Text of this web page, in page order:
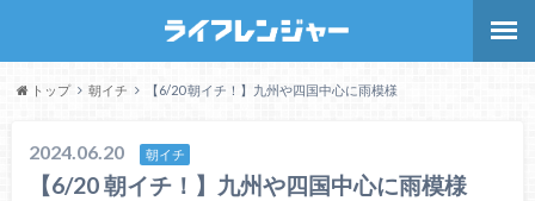
トップ 朝イチ 【6/20 朝イチ！】九州や四国中心に雨模様
2024.06.20 朝イチ
【6/20 朝イチ！】九州や四国中心に雨模様